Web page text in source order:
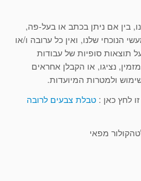
בין אם ניתן בכתב או בעל-פה,
הנוכחי שלנו, ואין כל ערובה ו/או
תוצאות סופיות של עבודות
נציגו, או הקבלן אחראים
ולמטרות המיועדות.
לחץ כאן : טבלת צבעים לרובה